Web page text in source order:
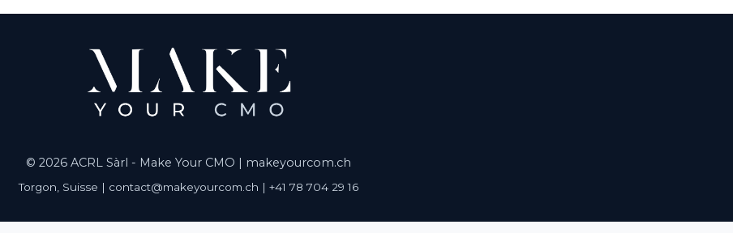
© 2026 ACRL Sàrl - Make Your CMO | makeyourcom.ch
Torgon, Suisse | contact@makeyourcom.ch | +41 78 704 29 16